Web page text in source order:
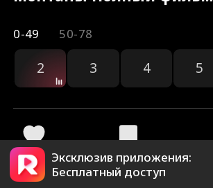
0-49 50-78
2 3 4 5
2.2k 962
Эксклюзив приложения:
Бесплатный доступ